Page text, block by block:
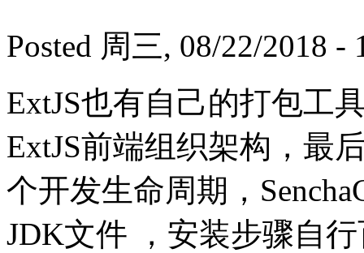
Posted 周三, 08/22/2018 -
ExtJS也有自己的打包工
ExtJS前端组织架构，最
个开发生命周期，
JDK文件 ，安装步骤自